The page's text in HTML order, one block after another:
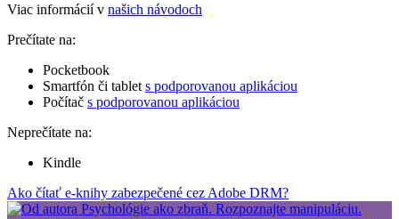
Viac informácií v našich návodoch
Prečítate na:
Pocketbook
Smartfón či tablet s podporovanou aplikáciou
Počítač s podporovanou aplikáciou
Neprečítate na:
Kindle
Ako čítať e-knihy zabezpečené cez Adobe DRM?